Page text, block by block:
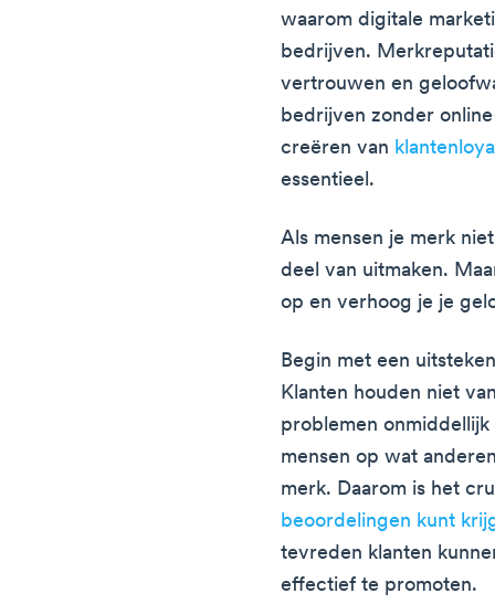
waarom digitale
bedrijven.
vertrouwen en
bedrijven zonder
creëren van
essentieel.
Als mensen je merk
deel van uitmaken.
op en verhoog je je
Begin met een
Klanten houden niet
problemen
mensen op wat
merk. Daarom is het
beoordelingen kunt
tevreden klanten
effectief te promoten.